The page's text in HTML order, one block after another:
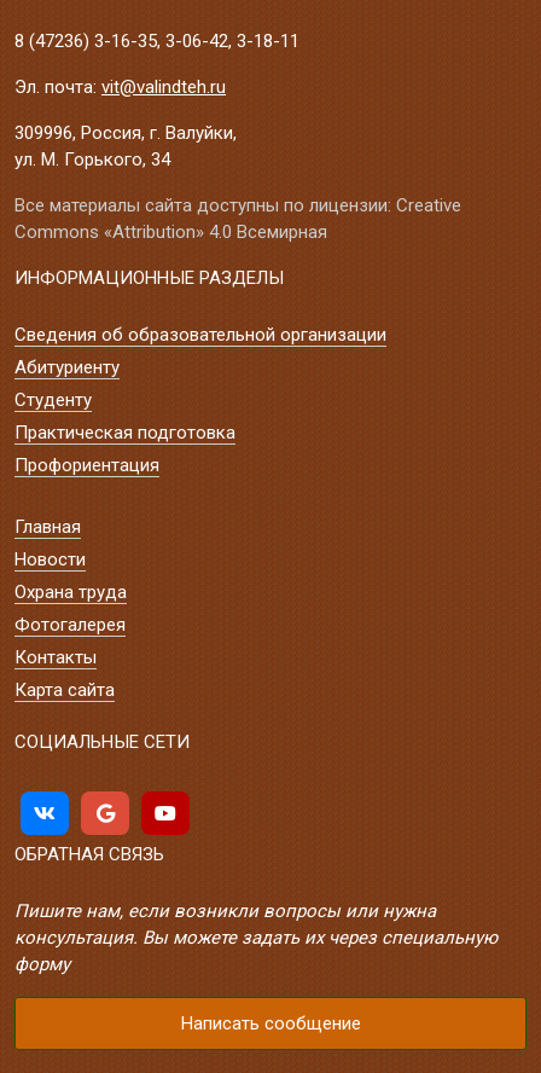
8 (47236) 3-16-35, 3-06-42, 3-18-11
Эл. почта: vit@valindteh.ru
309996, Россия, г. Валуйки,
ул. М. Горького, 34
Все материалы сайта доступны по лицензии: Creative
Commons «Attribution» 4.0 Всемирная
ИНФОРМАЦИОННЫЕ РАЗДЕЛЫ
Сведения об образовательной организации
Абитуриенту
Студенту
Практическая подготовка
Профориентация
Главная
Новости
Охрана труда
Фотогалерея
Контакты
Карта сайта
СОЦИАЛЬНЫЕ СЕТИ
ОБРАТНАЯ СВЯЗЬ
Пишите нам, если возникли вопросы или нужна
консультация. Вы можете задать их через специальную
форму
Написать сообщение